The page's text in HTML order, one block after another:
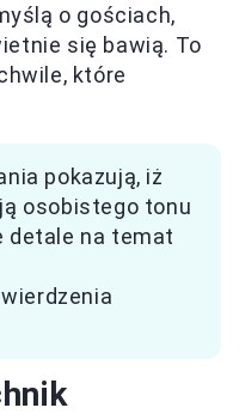
o gościach,
się bawią. To
które
pokazują, iż
osobistego tonu
detale na temat